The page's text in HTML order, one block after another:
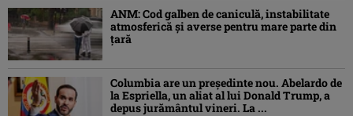
ANM: Cod galben de caniculă, instabilitate
atmosferică și averse pentru mare parte din
țară
Columbia are un președinte nou. Abelardo de
la Espriella, un aliat al lui Donald Trump, a
depus jurământul vineri. La ...